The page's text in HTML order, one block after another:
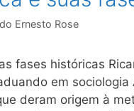
Ernesto Rose
fases históricas
em sociologia
deram origem à